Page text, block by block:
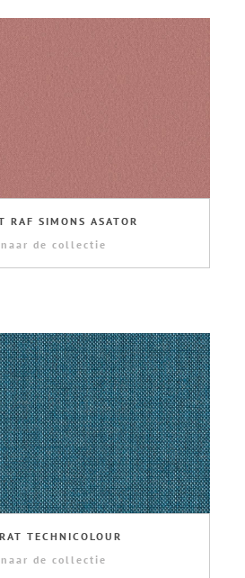
RAF SIMONS ASATOR
de collectie
TECHNICOLOUR
de collectie